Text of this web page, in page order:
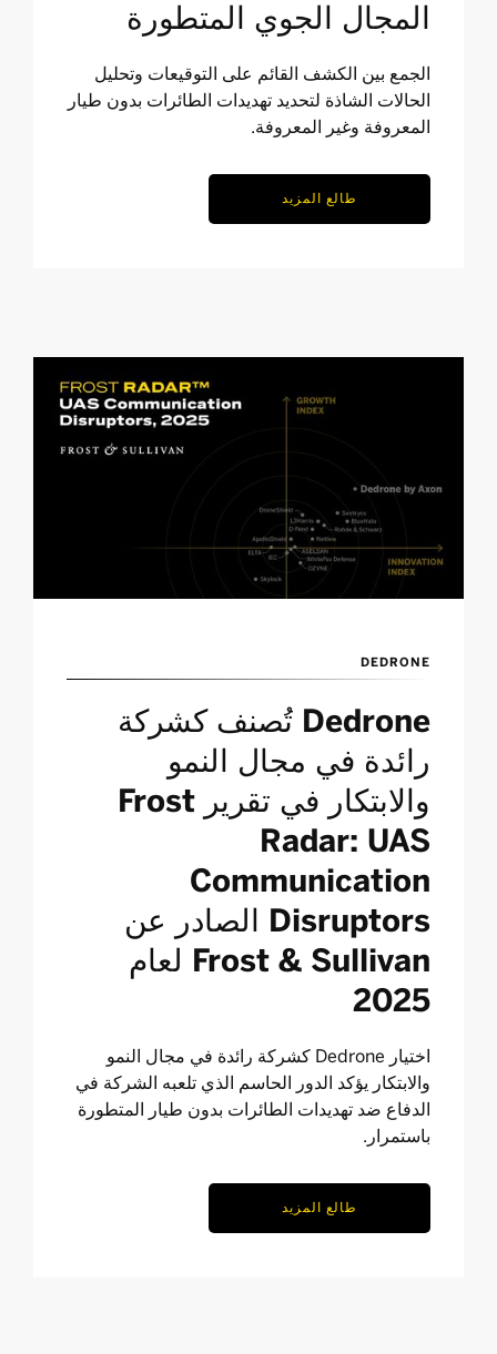
المجال الجوي المتطورة
الجمع بين الكشف القائم على التوقيعات وتحليل
الحالات الشاذة لتحديد تهديدات الطائرات بدون طيار
المعروفة وغير المعروفة.
طالع المزيد
DEDRONE
Dedrone تُصنف كشركة
رائدة في مجال النمو
والابتكار في تقرير Frost
Radar: UAS
Communication
Disruptors الصادر عن
Frost & Sullivan لعام
2025
اختيار Dedrone كشركة رائدة في مجال النمو
والابتكار يؤكد الدور الحاسم الذي تلعبه الشركة في
الدفاع ضد تهديدات الطائرات بدون طيار المتطورة
باستمرار.
طالع المزيد